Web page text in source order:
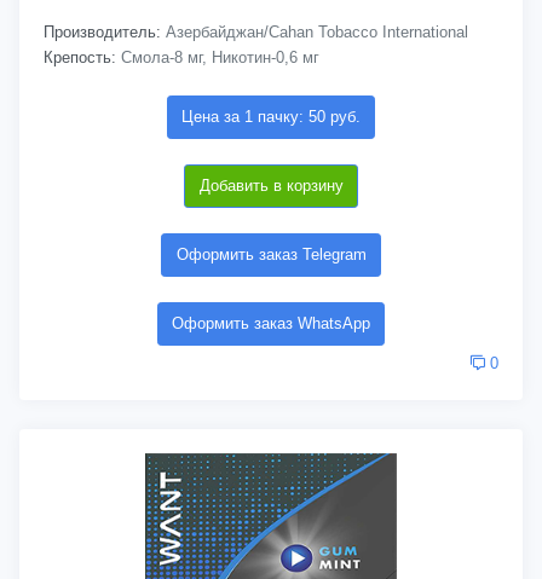
Производитель: Азербайджан/Cahan Tobacco International
Крепость: Смола-8 мг, Никотин-0,6 мг
Цена за 1 пачку: 50 руб.
Добавить в корзину
Оформить заказ Telegram
Оформить заказ WhatsApp
0